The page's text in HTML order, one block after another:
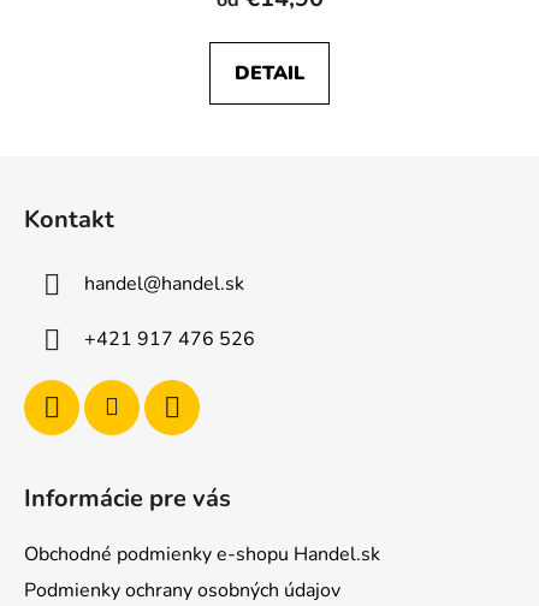
DETAIL
Kontakt
handel@handel.sk
+421 917 476 526
Informácie pre vás
Obchodné podmienky e-shopu Handel.sk
Podmienky ochrany osobných údajov